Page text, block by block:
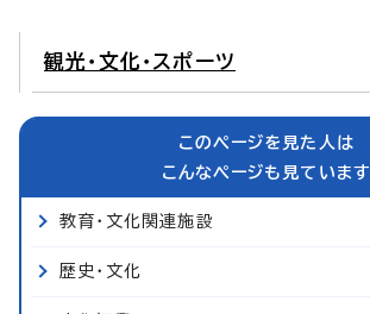
観光・文化・スポーツ
このページを見た人は
こんなページも見ています
教育・文化関連施設
歴史・文化